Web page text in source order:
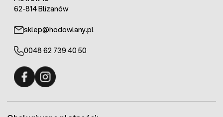
62-814 Blizanów
sklep@hodowlany.pl
0048 62 739 40 50